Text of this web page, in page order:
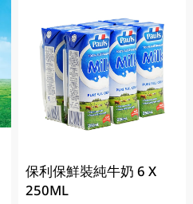
保利保鮮裝純牛奶 6 X
250ML